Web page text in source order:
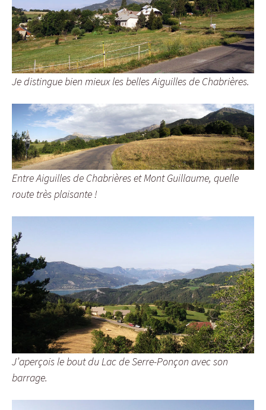
Je distingue bien mieux les belles Aiguilles de Chabrières.
Entre Aiguilles de Chabrières et Mont Guillaume, quelle
route très plaisante !
J’aperçois le bout du Lac de Serre-Ponçon avec son
barrage.